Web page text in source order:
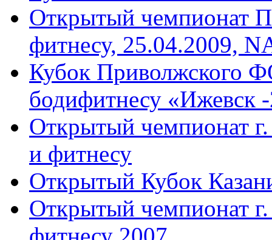
Открытый чемпионат
фитнесу, 25.04.2009,
Кубок Приволжского
бодифитнесу «Ижевск
Открытый чемпионат
и фитнесу
Открытый Кубок
Открытый чемпионат